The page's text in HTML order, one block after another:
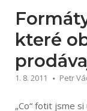
vyplatí
nahrávat“
které
1. 8. 2011 Petr
„Co“ fotit jsme si